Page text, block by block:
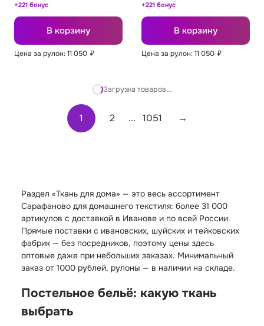
+221 бонус
В корзину
Цена за рулон: 11 050 ₽
+221 бонус
В корзину
Цена за рулон: 11 050 ₽
Загрузка товаров...
1 2 ... 1051 →
Раздел «Ткань для дома» — это весь ассортимент
Сарафаново для домашнего текстиля: более 31 000
артикулов с доставкой в Иванове и по всей России.
Прямые поставки с ивановских, шуйских и тейковских
фабрик — без посредников, поэтому цены здесь
оптовые даже при небольших заказах. Минимальный
заказ от 1000 рублей, рулоны — в наличии на складе.
Постельное бельё: какую ткань
выбрать